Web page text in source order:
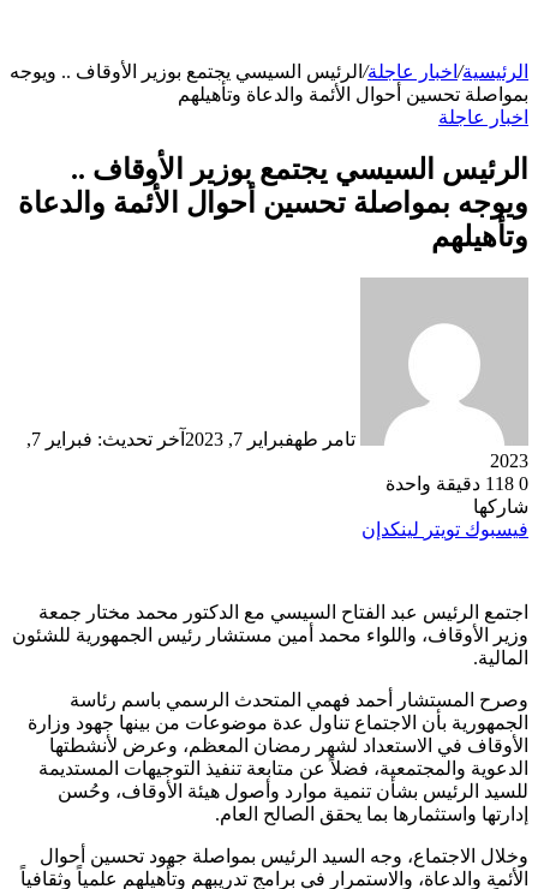
الرئيسية/ اخبار عاجلة/ الرئيس السيسي يجتمع بوزير الأوقاف .. ويوجه
بمواصلة تحسين أحوال الأئمة والدعاة وتأهيلهم
اخبار عاجلة
الرئيس السيسي يجتمع بوزير الأوقاف ..
ويوجه بمواصلة تحسين أحوال الأئمة والدعاة
وتأهيلهم
تامر طهفبراير 7, 2023
آخر تحديث: فبراير 7,
2023
0
دقيقة واحدة
شاركها
فيسبوك تويتر لينكدإن
اجتمع الرئيس عبد الفتاح السيسي مع الدكتور محمد مختار جمعة
وزير الأوقاف، واللواء محمد أمين مستشار رئيس الجمهورية للشئون
المالية.
وصرح المستشار أحمد فهمي المتحدث الرسمي باسم رئاسة
الجمهورية بأن الاجتماع تناول عدة موضوعات من بينها جهود وزارة
الأوقاف في الاستعداد لشهر رمضان المعظم، وعرض لأنشطتها
الدعوية والمجتمعية، فضلاً عن متابعة تنفيذ التوجيهات المستديمة
للسيد الرئيس بشأن تنمية موارد وأصول هيئة الأوقاف، وحُسن
إدارتها واستثمارها بما يحقق الصالح العام.
وخلال الاجتماع، وجه السيد الرئيس بمواصلة جهود تحسين أحوال
الأئمة والدعاة، والاستمرار في برامج تدريبهم وتأهيلهم علمياً وثقافياً